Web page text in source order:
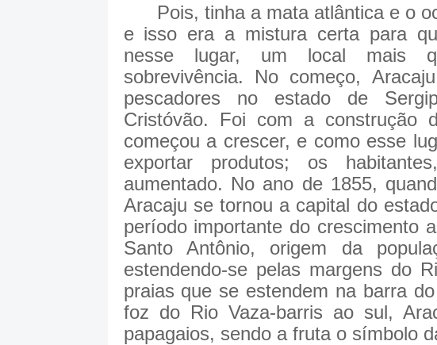
Pois, tinha a mata atlântica e o
e isso era a mistura certa para
nesse lugar, um local mais
sobrevivência. No começo,
pescadores no estado de
Cristóvão. Foi com a construção
começou a crescer, e como esse
exportar produtos; os
aumentado. No ano de 1855,
Aracaju se tornou a capital do
período importante do crescimento
Santo Antônio, origem da
estendendo-se pelas margens do
praias que se estendem na barra
foz do Rio Vaza-barris ao sul,
papagaios, sendo a fruta o símbolo